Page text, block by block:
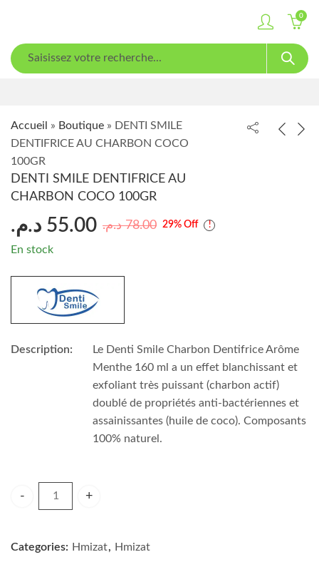
0
Accueil » Boutique » DENTI SMILE
DENTIFRICE AU CHARBON COCO
100GR
DENTI SMILE DENTIFRICE AU
CHARBON COCO 100GR
78.00 د.م. 55.00 د.م. 29% Off
En stock
Description:
Le Denti Smile Charbon Dentifrice Arôme
Menthe 160 ml a un effet blanchissant et
exfoliant très puissant (charbon actif)
doublé de propriétés anti-bactériennes et
assainissantes (huile de coco). Composants
100% naturel.
Categories: Hmizat, Hmizat